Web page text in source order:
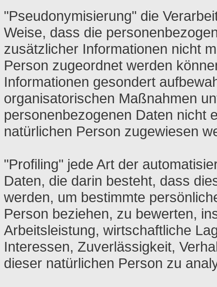
"Pseudonymisierung" die
Weise, dass die
zusätzlicher Informationen nicht
Person zugeordnet werden
Informationen gesondert
organisatorischen Maßnahmen
personenbezogenen Daten nicht
natürlichen Person zugewiesen
"Profiling" jede Art der
Daten, die darin besteht, dass
werden, um bestimmte
Person beziehen, zu bewerten,
Arbeitsleistung, wirtschaftliche
Interessen, Zuverlässigkeit,
dieser natürlichen Person zu